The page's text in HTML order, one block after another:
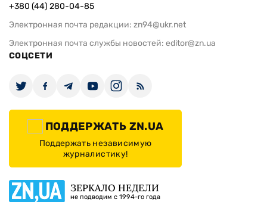
+380 (44) 280-04-85
Электронная почта редакции: zn94@ukr.net
Электронная почта службы новостей: editor@zn.ua
СОЦСЕТИ
ПОДДЕРЖАТЬ ZN.UA
Поддержать независимую
журналистику!
ЗЕРКАЛО НЕДЕЛИ
не подводим с 1994-го года